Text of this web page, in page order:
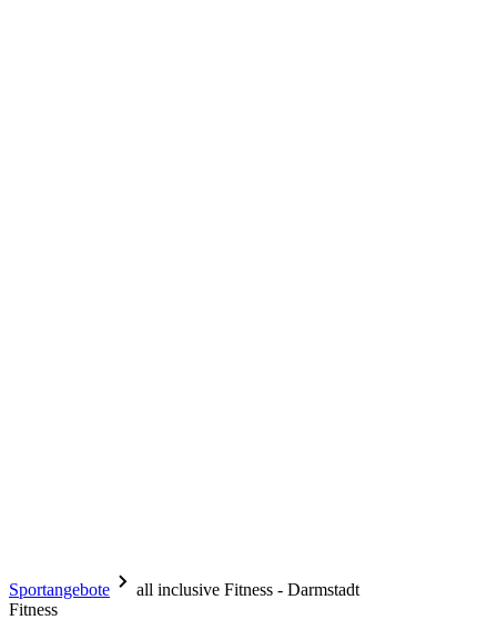
Sportangebote
all inclusive Fitness - Darmstadt
Fitness